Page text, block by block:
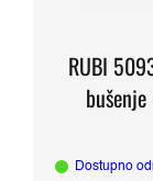
RUBI
Dostupno